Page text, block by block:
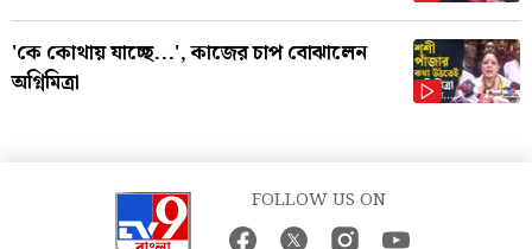
'কে কোথায় যাচ্ছে...', কাজের চাপ বোঝালেন
অগ্নিমিত্রা
FOLLOW US ON